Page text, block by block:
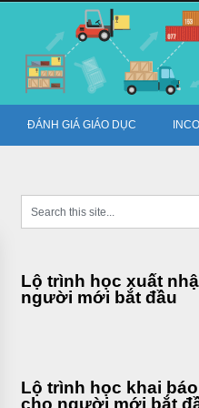
ĐÁNH GIÁ GIÁO DỤC
Lộ trình học xuất
người mới bắt đầu
Lộ trình học khai
cho người mới bắt